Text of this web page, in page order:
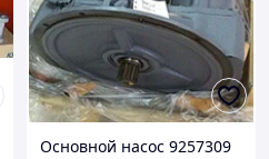
Основной насос 9257309